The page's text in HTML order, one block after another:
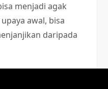
menjadi agak
awal, bisa
daripada